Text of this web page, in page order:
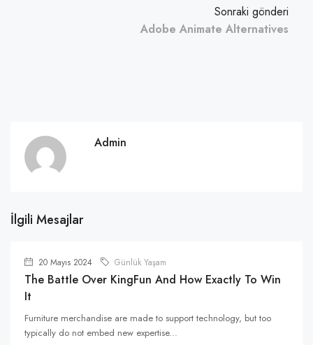
Sonraki gönderi
Adobe Animate Alternatives
Admin
İlgili Mesajlar
20 Mayıs 2024 Günlük Yaşam
The Battle Over KingFun And How Exactly To Win
It
Furniture merchandise are made to support technology, but too
typically do not embed new expertise...